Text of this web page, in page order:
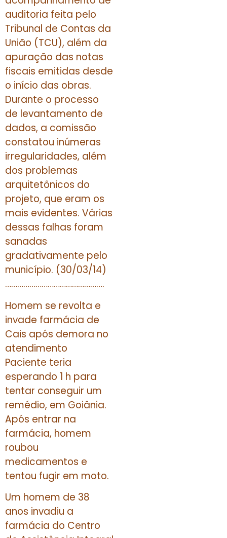
auditoria feita pelo
Tribunal de Contas da
União (TCU), além da
apuração das notas
fiscais emitidas desde
o início das obras.
Durante o processo
de levantamento de
dados, a comissão
constatou inúmeras
irregularidades, além
dos problemas
arquitetônicos do
projeto, que eram os
mais evidentes. Várias
dessas falhas foram
sanadas
gradativamente pelo
município. (30/03/14)
………………………………………….
Homem se revolta e
invade farmácia de
Cais após demora no
atendimento
Paciente teria
esperando 1 h para
tentar conseguir um
remédio, em Goiânia.
Após entrar na
farmácia, homem
roubou
medicamentos e
tentou fugir em moto.
Um homem de 38
anos invadiu a
farmácia do Centro